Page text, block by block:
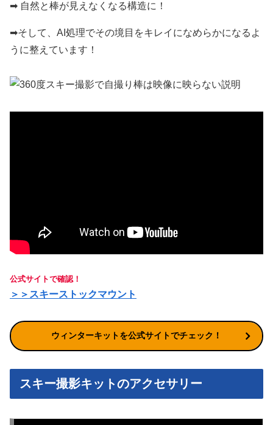
➡︎ 自然と棒が見えなくなる構造に！
➡︎そして、AI処理でその境目をキレイになめらかになるよ
うに整えています！
公式サイトで確認！
＞＞スキーストックマウント
ウィンターキットを公式サイトでチェック！
スキー撮影キットのアクセサリー